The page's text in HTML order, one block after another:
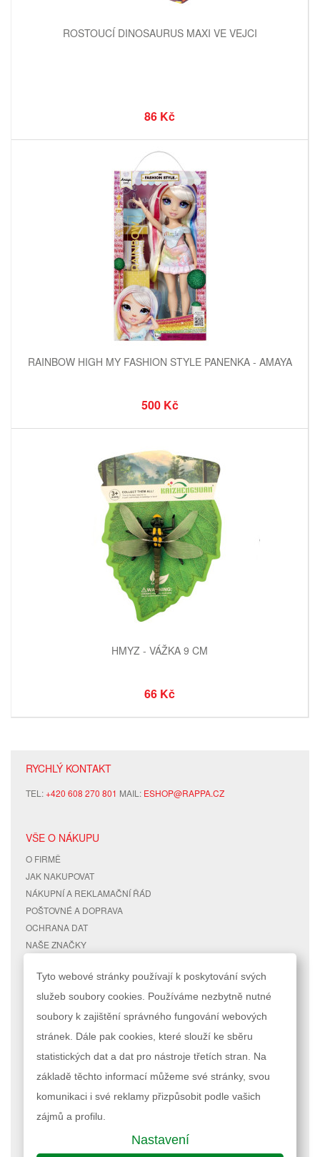
ROSTOUCÍ DINOSAURUS MAXI VE VEJCI
86 Kč
RAINBOW HIGH MY FASHION STYLE PANENKA - AMAYA
500 Kč
HMYZ - VÁŽKA 9 CM
66 Kč
RYCHLÝ KONTAKT
TEL:+420 608 270 801 MAIL: ESHOP@RAPPA.CZ
VŠE O NÁKUPU
O FIRMĚ
JAK NAKUPOVAT
NÁKUPNÍ A REKLAMAČNÍ ŘÁD
POŠTOVNÉ A DOPRAVA
OCHRANA DAT
NAŠE ZNAČKY
RYCHLÉ ODKAZY
MAPA STRÁNEK
VYHLEDÁVANÉ TERMÍNY
POKROČILÉ VYHLEDÁVÁNÍ
ÚČET
MŮJ ÚČET
STAV OBJEDNÁVKY
Podle zákona o evidenci tržeb je prodávající povinen vystavit kupujícímu
účtenku. Zároveň je povinen zaevidovat přijatou tržbu u správce daně
Tyto webové stránky používají k poskytování svých
služeb soubory cookies. Používáme nezbytně nutné
soubory k zajištění správného fungování webových
stránek. Dále pak cookies, které slouží ke sběru
statistických dat a dat pro nástroje třetích stran. Na
základě těchto informací můžeme své stránky, svou
komunikaci i své reklamy přizpůsobit podle vašich
zájmů a profilu.
Nastavení